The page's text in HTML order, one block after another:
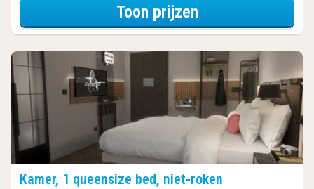
Toon prijzenvoor Ontdek de
Kamer, 1 queensize bed, niet-roken